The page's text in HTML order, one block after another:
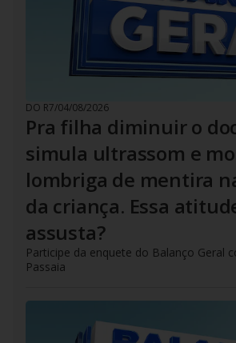
DO R7/04/08/2026
Pra filha diminuir o
simula ultrassom e
lombriga de mentira
da criança. Essa
assusta?
Participe da enquete do Balanço Geral
Passaia